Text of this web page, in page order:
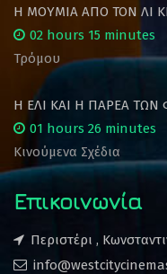
Η ΜΟΥΜΙΑ ΑΠΟ ΤΟΝ ΛΙ
02 hours 15 minutes
Τρόμου
Η ΕΛΙ ΚΑΙ Η ΠΑΡΕΑ ΤΩΝ
01 hours 26 minutes
Κινούμενα Σχέδια
Επικοινωνία
Περιστέρι ,